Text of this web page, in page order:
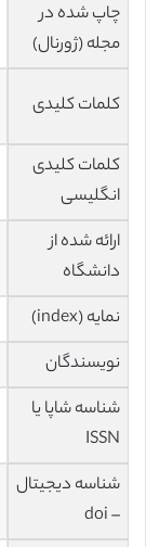
چاپ شده در
مجله (ژورنال)
کلمات کلیدی
کلمات کلیدی
انگلیسی
ارائه شده از
دانشگاه
نمایه (index)
نویسندگان
شناسه شاپا یا
ISSN
شناسه دیجیتال
– doi